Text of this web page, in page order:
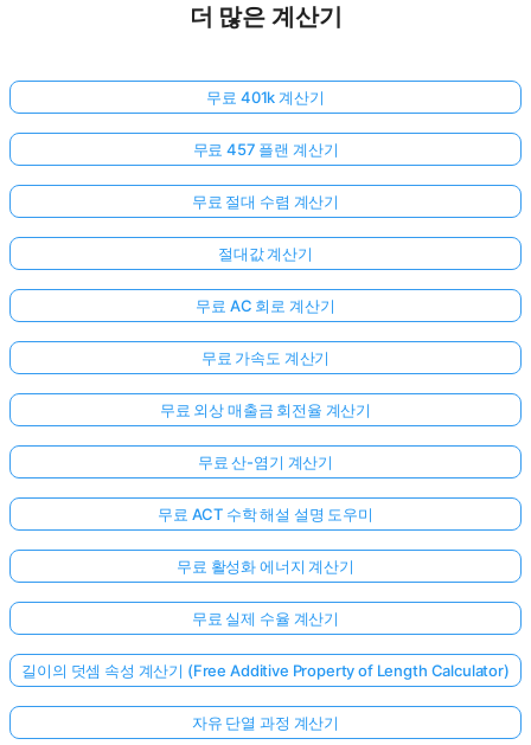
더 많은 계산기
무료 401k 계산기
무료 457 플랜 계산기
무료 절대 수렴 계산기
절대값 계산기
무료 AC 회로 계산기
무료 가속도 계산기
무료 외상 매출금 회전율 계산기
무료 산-염기 계산기
무료 ACT 수학 해설 설명 도우미
무료 활성화 에너지 계산기
무료 실제 수율 계산기
길이의 덧셈 속성 계산기 (Free Additive Property of Length Calculator)
자유 단열 과정 계산기